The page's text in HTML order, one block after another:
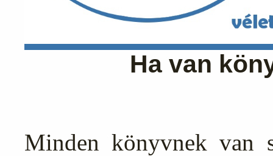
Ha van
Minden könyvnek van